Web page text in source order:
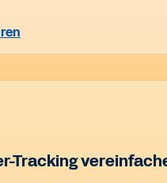
Tracking